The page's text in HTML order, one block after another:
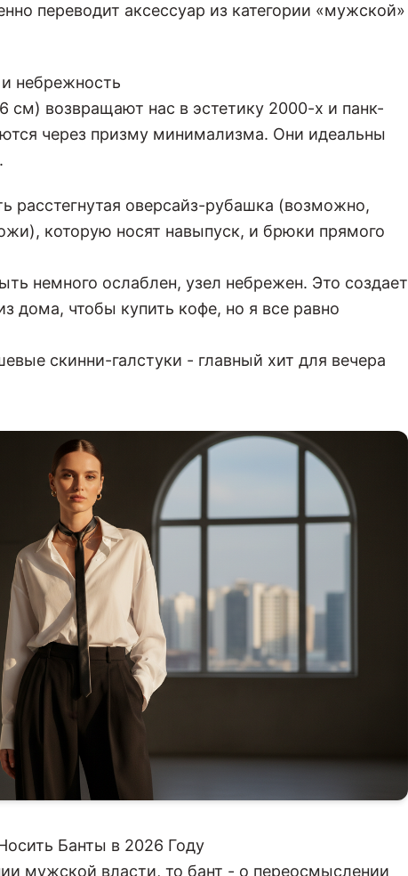
переводит аксессуар из категории «мужской»
небрежность
см) возвращают нас в эстетику 2000-х и панк-
через призму минимализма. Они идеальны
расстегнутая оверсайз-рубашка (возможно,
которую носят навыпуск, и брюки прямого
немного ослаблен, узел небрежен. Это создает
дома, чтобы купить кофе, но я все равно
скинни-галстуки - главный хит для вечера
Банты в 2026 Году
мужской власти, то бант - о переосмыслении